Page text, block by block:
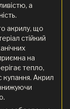
а
акрилу, що
стійкий
на
тепло,
Акрил